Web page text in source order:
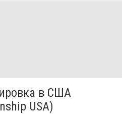
в США
USA)